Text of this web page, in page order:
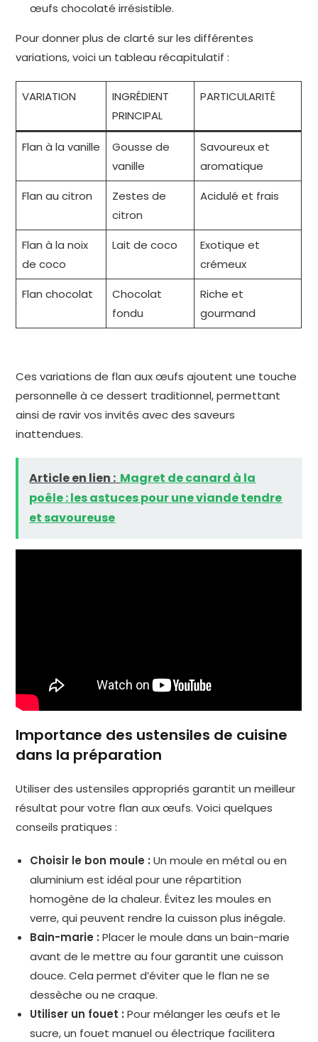
œufs chocolaté irrésistible.
Pour donner plus de clarté sur les différentes
variations, voici un tableau récapitulatif :
VARIATION
INGRÉDIENT
PRINCIPAL
PARTICULARITÉ
Flan à la vanille
Gousse de
vanille
Savoureux et
aromatique
Flan au citron
Zestes de
citron
Acidulé et frais
Flan à la noix
de coco
Lait de coco
Exotique et
crémeux
Flan chocolat
Chocolat
fondu
Riche et
gourmand
Ces variations de flan aux œufs ajoutent une touche
personnelle à ce dessert traditionnel, permettant
ainsi de ravir vos invités avec des saveurs
inattendues.
Article en lien : Magret de canard à la
poêle : les astuces pour une viande tendre
et savoureuse
Importance des ustensiles de cuisine
dans la préparation
Utiliser des ustensiles appropriés garantit un meilleur
résultat pour votre flan aux œufs. Voici quelques
conseils pratiques :
Choisir le bon moule : Un moule en métal ou en
aluminium est idéal pour une répartition
homogène de la chaleur. Évitez les moules en
verre, qui peuvent rendre la cuisson plus inégale.
Bain-marie : Placer le moule dans un bain-marie
avant de le mettre au four garantit une cuisson
douce. Cela permet d’éviter que le flan ne se
dessèche ou ne craque.
Utiliser un fouet : Pour mélanger les œufs et le
sucre, un fouet manuel ou électrique facilitera